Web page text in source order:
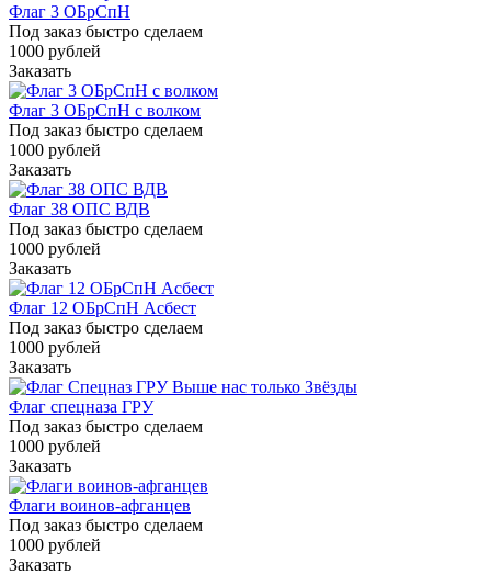
Флаг 3 ОБрСпН
Под заказ быстро сделаем
1000 рублей
Заказать
Флаг 3 ОБрСпН с волком
Под заказ быстро сделаем
1000 рублей
Заказать
Флаг 38 ОПС ВДВ
Под заказ быстро сделаем
1000 рублей
Заказать
Флаг 12 ОБрСпН Асбест
Под заказ быстро сделаем
1000 рублей
Заказать
Флаг спецназа ГРУ
Под заказ быстро сделаем
1000 рублей
Заказать
Флаги воинов-афганцев
Под заказ быстро сделаем
1000 рублей
Заказать